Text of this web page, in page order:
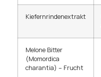
Kiefernrindenextrakt
Melone Bitter
(Momordica
charantia) – Frucht